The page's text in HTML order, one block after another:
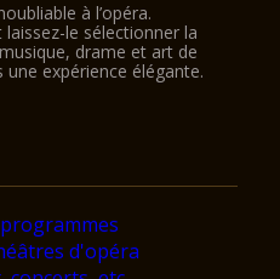
à l’opéra.
le sélectionner la
drame et art de
expérience élégante.